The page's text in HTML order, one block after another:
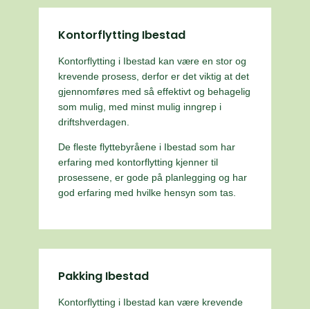
Kontorflytting Ibestad
Kontorflytting i Ibestad kan være en stor og
krevende prosess, derfor er det viktig at det
gjennomføres med så effektivt og behagelig
som mulig, med minst mulig inngrep i
driftshverdagen.
De fleste flyttebyråene i Ibestad som har
erfaring med kontorflytting kjenner til
prosessene, er gode på planlegging og har
god erfaring med hvilke hensyn som tas.
Pakking Ibestad
Kontorflytting i Ibestad kan være krevende